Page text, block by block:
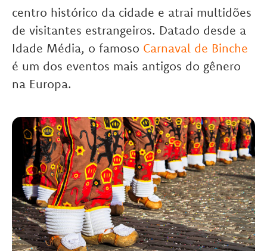
centro histórico da cidade e atrai multidões
de visitantes estrangeiros. Datado desde a
Idade Média, o famoso Carnaval de Binche
é um dos eventos mais antigos do gênero
na Europa.